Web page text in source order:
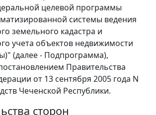
целевой программы
системы ведения
земельного кадастра и
учета объектов недвижимости
(далее - Подпрограмма),
Правительства
от 13 сентября 2005 года N
Чеченской Республики.
сторон